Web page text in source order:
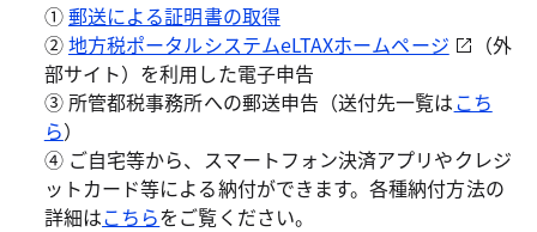
①郵送による証明書の取得
②地方税ポータルシステムeLTAXホームページ
（外
部サイト）を利用した電子申告
③ 所管都税事務所への郵送申告（送付先一覧はこち
ら）
④ ご自宅等から、スマートフォン決済アプリやクレジ
ットカード等による納付ができます。各種納付方法の
詳細はこちらをご覧ください。